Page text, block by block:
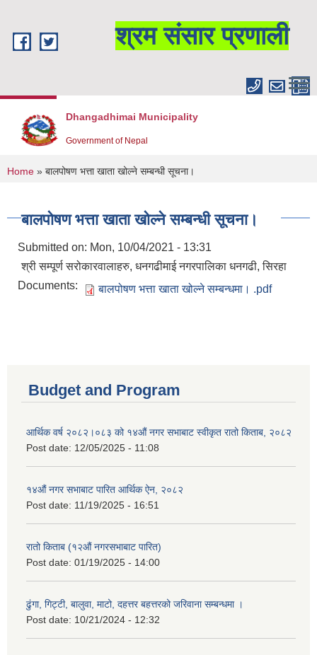
श्रम संसार प्रणाली
Dhangadhimai Municipality
Government of Nepal
You are here
Home » बालपोषण भत्ता खाता खोल्ने सम्बन्धी सूचना।
बालपोषण भत्ता खाता खोल्ने सम्बन्धी सूचना।
Submitted on: Mon, 10/04/2021 - 13:31
श्री सम्पूर्ण सरोकारवालाहरु, धनगढीमाई नगरपालिका धनगढी, सिरहा
Documents:
बालपोषण भत्ता खाता खोल्ने सम्बन्धमा। .pdf
Budget and Program
आर्थिक वर्ष २०८२।०८३ को १४औं नगर सभाबाट स्वीकृत रातो किताब, २०८२
Post date: 12/05/2025 - 11:08
१४औं नगर सभाबाट पारित आर्थिक ऐन, २०८२
Post date: 11/19/2025 - 16:51
रातो किताब (१२औं नगरसभाबाट पारित)
Post date: 01/19/2025 - 14:00
ढुंगा, गिट्टी, बालुवा, माटो, दहत्तर बहत्तरको जरिवाना सम्बन्धमा ।
Post date: 10/21/2024 - 12:32